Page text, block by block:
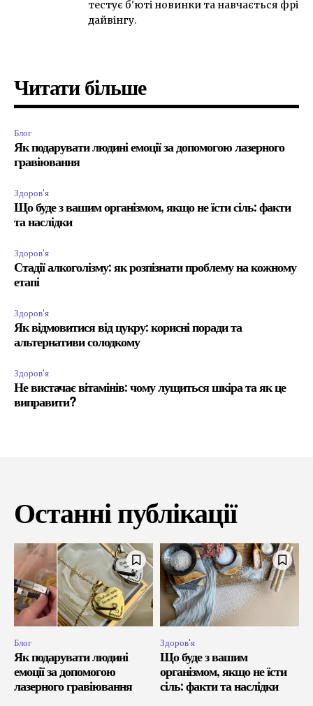
тестує б'юті новинки та навчається фрі
дайвінгу.
Читати більше
Блог
Як подарувати людині емоції за допомогою лазерного
гравіювання
Здоров'я
Що буде з вашим організмом, якщо не їсти сіль: факти
та наслідки
Здоров'я
Стадії алкоголізму: як розпізнати проблему на кожному
етапі
Здоров'я
Як відмовитися від цукру: корисні поради та
альтернативи солодкому
Здоров'я
Не вистачає вітамінів: чому лущиться шкіра та як це
виправити?
Останні публікації
Блог
Як подарувати людині
емоції за допомогою
лазерного гравіювання
Здоров'я
Що буде з вашим
організмом, якщо не їсти
сіль: факти та наслідки